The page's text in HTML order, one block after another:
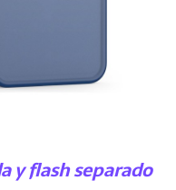
y flash separado